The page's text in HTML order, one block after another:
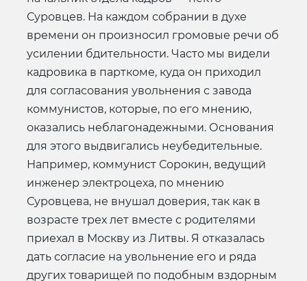
Суровцев. На каждом собрании в духе
времени он произносил громовые речи об
усилении бдительности. Часто мы видели
кадровика в парткоме, куда он приходил
для согласования увольнения с завода
коммунистов, которые, по его мнению,
оказались неблагонадежными. Основания
для этого выдвигались неубедительные.
Например, коммунист Сорокин, ведущий
инженер электроцеха, по мнению
Суровцева, не внушал доверия, так как в
возрасте трех лет вместе с родителями
приехал в Москву из Литвы. Я отказалась
дать согласие на увольнение его и ряда
других товарищей по подобным вздорным